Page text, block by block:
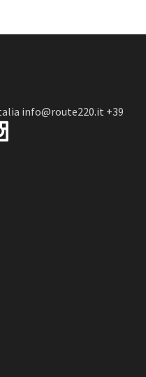
info@route220.it +39